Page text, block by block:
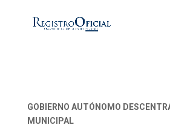
GOBIERNO AUTÓNOMO
MUNICIPAL